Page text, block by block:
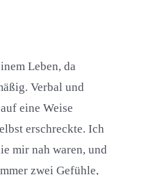
Leben, da
Verbal und
eine Weise
erschreckte. Ich
mir nah waren, und
zwei Gefühle,